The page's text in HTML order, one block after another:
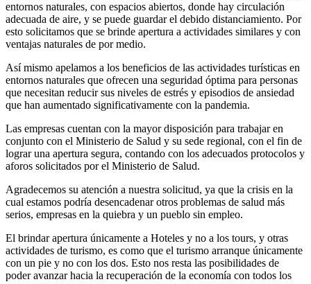
entornos naturales, con espacios abiertos, donde hay circulación
adecuada de aire, y se puede guardar el debido distanciamiento. Por
esto solicitamos que se brinde apertura a actividades similares y con
ventajas naturales de por medio.
Así mismo apelamos a los beneficios de las actividades turísticas en
entornos naturales que ofrecen una seguridad óptima para personas
que necesitan reducir sus niveles de estrés y episodios de ansiedad
que han aumentado significativamente con la pandemia.
Las empresas cuentan con la mayor disposición para trabajar en
conjunto con el Ministerio de Salud y su sede regional, con el fin de
lograr una apertura segura, contando con los adecuados protocolos y
aforos solicitados por el Ministerio de Salud.
Agradecemos su atención a nuestra solicitud, ya que la crisis en la
cual estamos podría desencadenar otros problemas de salud más
serios, empresas en la quiebra y un pueblo sin empleo.
El brindar apertura únicamente a Hoteles y no a los tours, y otras
actividades de turismo, es como que el turismo arranque únicamente
con un pie y no con los dos. Esto nos resta las posibilidades de
poder avanzar hacia la recuperación de la economía con todos los